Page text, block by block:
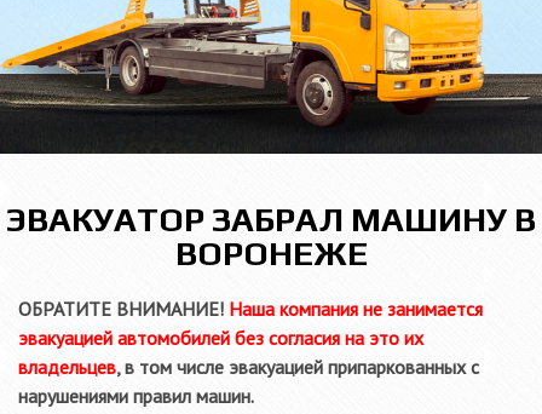
ЭВАКУАТОР ЗАБРАЛ МАШИНУ В
ВОРОНЕЖЕ
ОБРАТИТЕ ВНИМАНИЕ! Наша компания не занимается
эвакуацией автомобилей без согласия на это их
владельцев, в том числе эвакуацией припаркованных с
нарушениями правил машин.